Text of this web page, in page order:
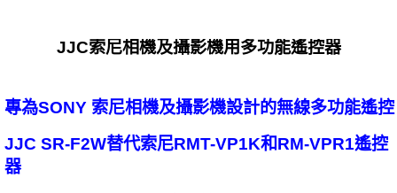
JJC索尼相機及攝影機用多功能遙控器
專為SONY 索尼相機及攝影機設計的無線多功能遙控
JJC SR-F2W替代索尼RMT-VP1K和RM-VPR1遙控
器